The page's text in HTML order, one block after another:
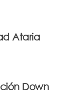
Ataria
Down